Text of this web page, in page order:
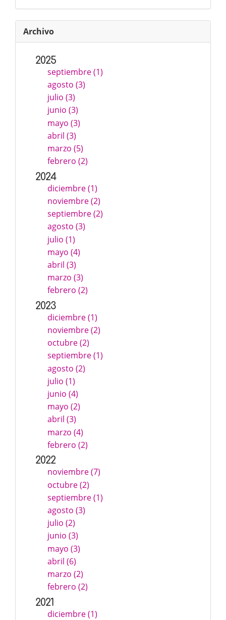
Archivo
2025
septiembre (1)
agosto (3)
julio (3)
junio (3)
mayo (3)
abril (3)
marzo (5)
febrero (2)
2024
diciembre (1)
noviembre (2)
septiembre (2)
agosto (3)
julio (1)
mayo (4)
abril (3)
marzo (3)
febrero (2)
2023
diciembre (1)
noviembre (2)
octubre (2)
septiembre (1)
agosto (2)
julio (1)
junio (4)
mayo (2)
abril (3)
marzo (4)
febrero (2)
2022
noviembre (7)
octubre (2)
septiembre (1)
agosto (3)
julio (2)
junio (3)
mayo (3)
abril (6)
marzo (2)
febrero (2)
2021
diciembre (1)